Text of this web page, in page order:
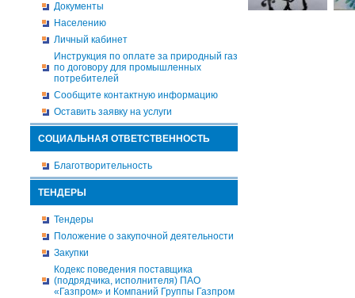
Документы
Населению
Личный кабинет
Инструкция по оплате за природный газ
по договору для промышленных
потребителей
Сообщите контактную информацию
Оставить заявку на услуги
СОЦИАЛЬНАЯ ОТВЕТСТВЕННОСТЬ
Благотворительность
ТЕНДЕРЫ
Тендеры
Положение о закупочной деятельности
Закупки
Кодекс поведения поставщика
(подрядчика, исполнителя) ПАО
«Газпром» и Компаний Группы Газпром